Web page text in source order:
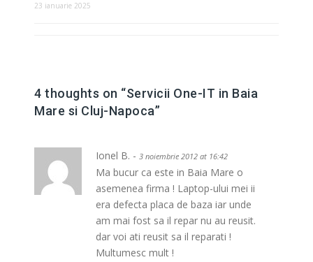
23 ianuarie 2025
4 thoughts on “Servicii One-IT in Baia
Mare si Cluj-Napoca”
Ionel B. - 3 noiembrie 2012 at 16:42
Ma bucur ca este in Baia Mare o
asemenea firma ! Laptop-ului mei ii
era defecta placa de baza iar unde
am mai fost sa il repar nu au reusit.
dar voi ati reusit sa il reparati !
Multumesc mult !